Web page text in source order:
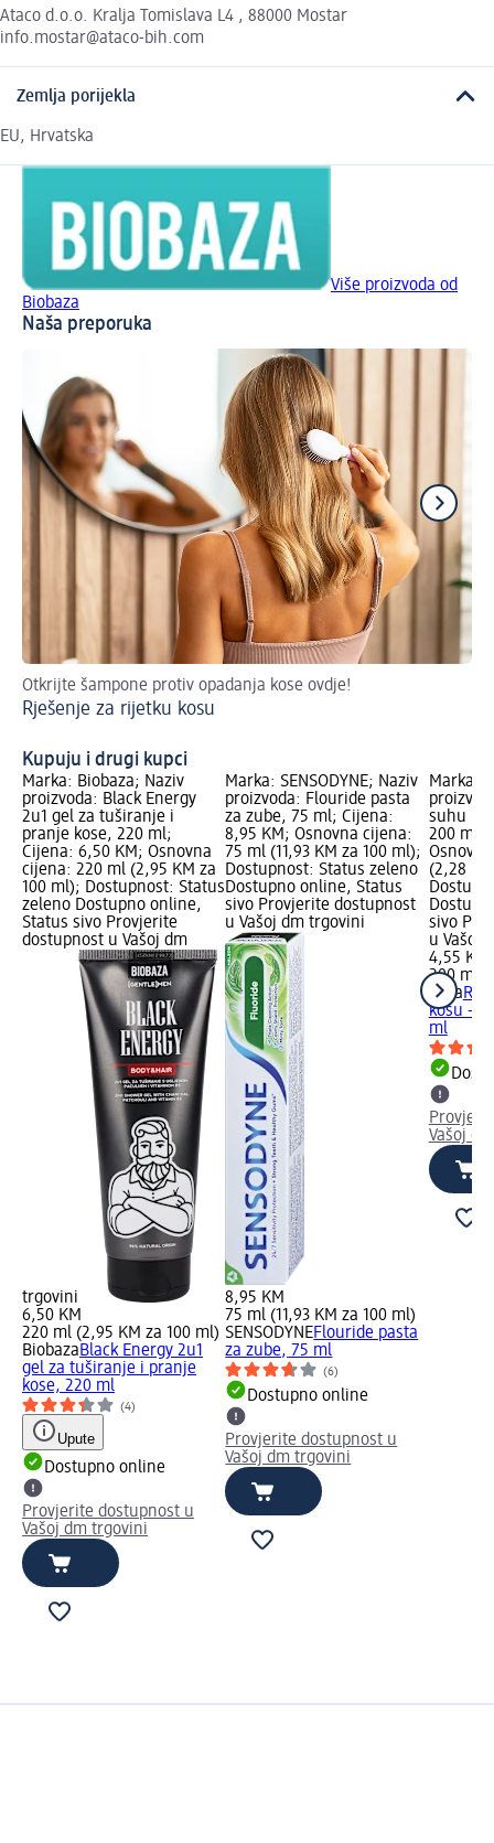
Ataco d.o.o. Kralja Tomislava L4 , 88000 Mostar
info.mostar@ataco-bih.com
Zemlja porijekla
EU, Hrvatska
Više proizvoda od
Biobaza
Naša preporuka
Otkrijte šampone protiv opadanja kose ovdje!
Rješenje za rijetku kosu
Kupuju i drugi kupci
Marka: Biobaza; Naziv
proizvoda: Black Energy
2u1 gel za tuširanje i
pranje kose, 220 ml;
Cijena: 6,50 KM; Osnovna
cijena: 220 ml (2,95 KM za
100 ml); Dostupnost: Status
zeleno Dostupno online,
Status sivo Provjerite
dostupnost u Vašoj dm
trgovini
6,50 KM
220 ml (2,95 KM za 100 ml)
BiobazaBlack Energy 2u1
gel za tuširanje i pranje
kose, 220 ml
(4)
Upute
Dostupno online
Provjerite dostupnost u
Vašoj dm trgovini
Marka: SENSODYNE; Naziv
proizvoda: Flouride pasta
za zube, 75 ml; Cijena:
8,95 KM; Osnovna cijena:
75 ml (11,93 KM za 100 ml);
Dostupnost: Status zeleno
Dostupno online, Status
sivo Provjerite dostupnost
u Vašoj dm trgovini
8,95 KM
75 ml (11,93 KM za 100 ml)
SENSODYNEFlouride pasta
za zube, 75 ml
(6)
Dostupno online
Provjerite dostupnost u
Vašoj dm trgovini
Marka:
suhu
200 ml;
(2,28
sivo
u Vašoj
4,55 KM
200 ml
ziaja
kosu -
ml
Vašoj